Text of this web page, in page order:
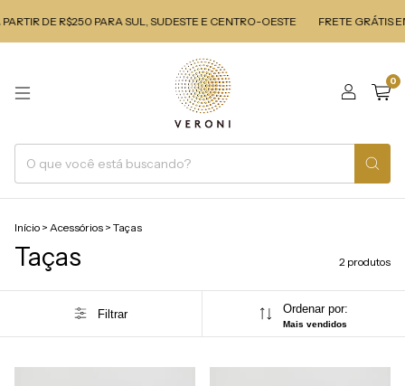
DE R$250 PARA SUL, SUDESTE E CENTRO-OESTE FRETE GRÁTIS
0
Início > Acessórios > Taças
Taças 2 produtos
Filtrar Ordenar por:
Mais vendidos